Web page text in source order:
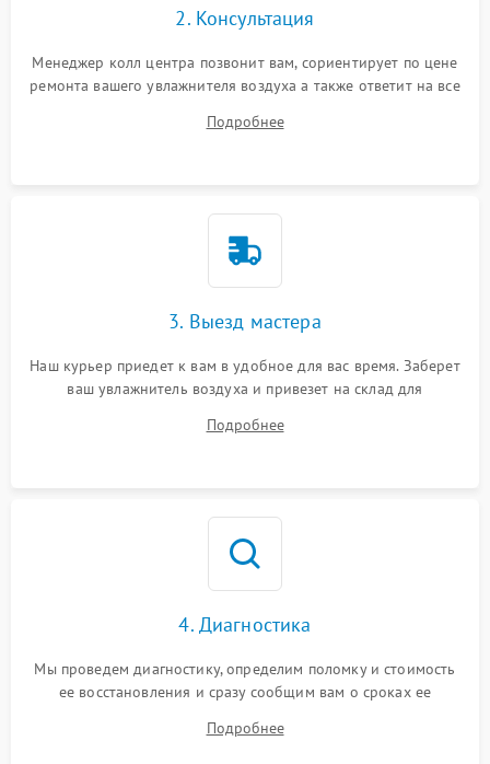
1300 ₽
2. Консультация
Менеджер колл центра позвонит вам, сориентирует по цене
ремонта вашего увлажнителя воздуха а также ответит на все
Подробнее
3. Выезд мастера
Наш курьер приедет к вам в удобное для вас время. Заберет
ваш увлажнитель воздуха и привезет на склад для
Подробнее
4. Диагностика
Мы проведем диагностику, определим поломку и стоимость
ее восстановления и сразу сообщим вам о сроках ее
Подробнее